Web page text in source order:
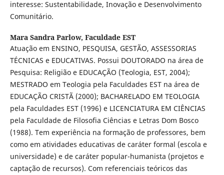
interesse: Sustentabilidade, Inovação e Desenvolvimento
Comunitário.
Mara Sandra Parlow, Faculdade EST
Atuação em ENSINO, PESQUISA, GESTÃO, ASSESSORIAS
TÉCNICAS e EDUCATIVAS. Possui DOUTORADO na área de
Pesquisa: Religião e EDUCAÇÃO (Teologia, EST, 2004);
MESTRADO em Teologia pela Faculdades EST na área de
EDUCAÇÃO CRISTÃ (2000); BACHARELADO EM TEOLOGIA
pela Faculdades EST (1996) e LICENCIATURA EM CIÊNCIAS
pela Faculdade de Filosofia Ciências e Letras Dom Bosco
(1988). Tem experiência na formação de professores, bem
como em atividades educativas de caráter formal (escola e
universidade) e de caráter popular-humanista (projetos e
captação de recursos). Com referenciais teóricos das